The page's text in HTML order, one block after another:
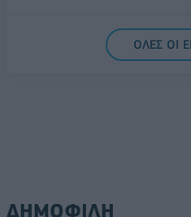
ΟΛΕΣ ΟΙ
ΔΗΜΟΦΙΛΗ